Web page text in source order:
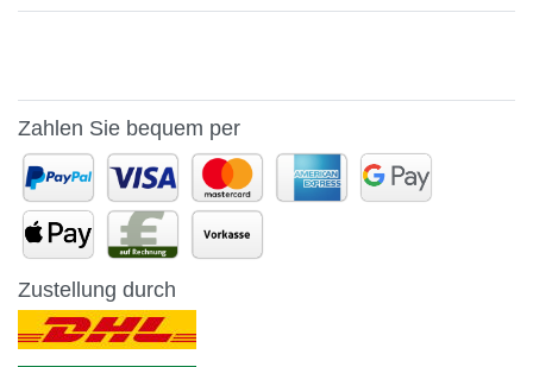
Zahlen Sie bequem per
Zustellung durch